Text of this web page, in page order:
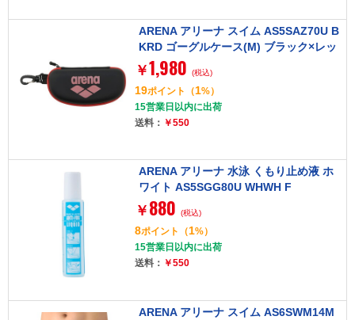
ARENA アリーナ スイム AS5SAZ70U B
KRD ゴーグルケース(M) ブラック×レッ
ド Fサイズ
￥1,980 (税込)
19ポイント （1%）
15営業日以内に出荷
送料： ￥550
ARENA アリーナ 水泳 くもり止め液 ホ
ワイト AS5SGG80U WHWH F
￥ 880 (税込)
8ポイント （1%）
15営業日以内に出荷
送料： ￥550
ARENA アリーナ スイム AS6SWM14M